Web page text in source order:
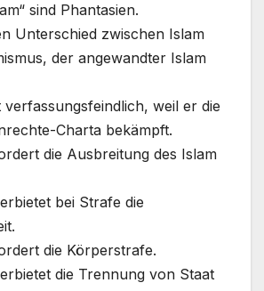
sind Phantasien.
Unterschied zwischen Islam
der angewandter Islam
verfassungsfeindlich, weil er die
Charta bekämpft.
die Ausbreitung des Islam
bei Strafe die
die Körperstrafe.
die Trennung von Staat